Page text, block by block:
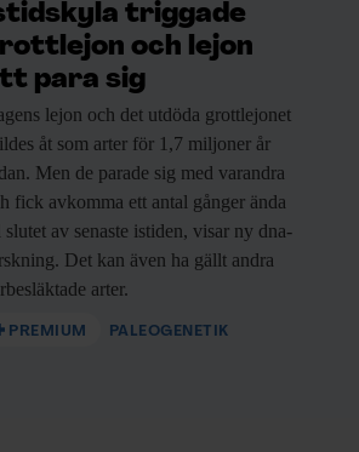
triggade
och lejon
para sig
lejon och det utdöda grottlejonet
åt som arter för 1,7 miljoner år
Men de parade sig med varandra
fick avkomma ett antal gånger ända
slutet av senaste istiden, visar ny dna-
Det kan även ha gällt andra
arter.
PREMIUM PALEOGENETIK